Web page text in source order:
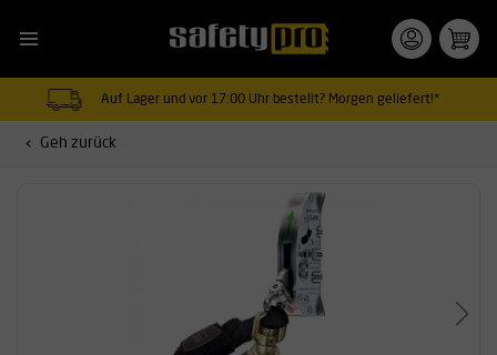
Auf Lager und vor 17:00 Uhr bestellt? Morgen geliefert!*
Geh zurück